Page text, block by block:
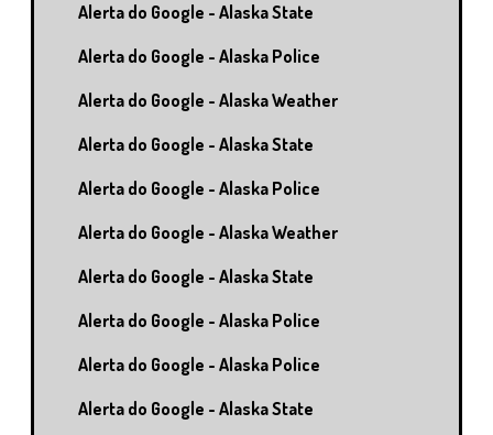
Alerta do Google - Alaska State
Alerta do Google - Alaska Police
Alerta do Google - Alaska Weather
Alerta do Google - Alaska State
Alerta do Google - Alaska Police
Alerta do Google - Alaska Weather
Alerta do Google - Alaska State
Alerta do Google - Alaska Police
Alerta do Google - Alaska Police
Alerta do Google - Alaska State